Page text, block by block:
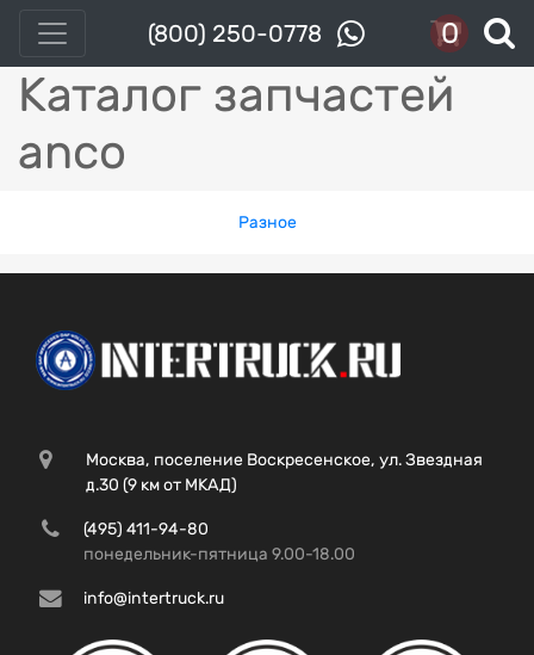
(800) 250-0778 0
Каталог запчастей
anco
Разное
Москва, поселение Воскресенское, ул. Звездная
д.30 (9 км от МКАД)
(495) 411-94-80
понедельник-пятница 9.00-18.00
info@intertruck.ru